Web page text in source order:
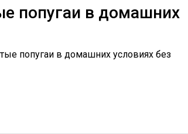
попугаи в домашних
попугаи в домашних условиях без